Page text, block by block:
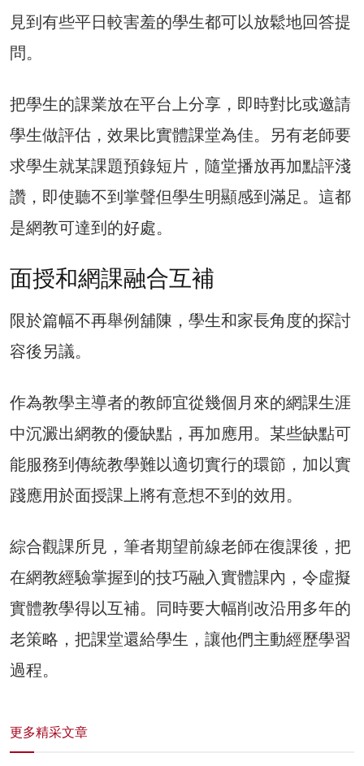
見到有些平日較害羞的學生都可以放鬆地回答提
問。
把學生的課業放在平台上分享，即時對比或邀請
學生做評估，效果比實體課堂為佳。另有老師要
求學生就某課題預錄短片，隨堂播放再加點評淺
讚，即使聽不到掌聲但學生明顯感到滿足。這都
是網教可達到的好處。
面授和網課融合互補
限於篇幅不再舉例舖陳，學生和家長角度的探討
容後另議。
作為教學主導者的教師宜從幾個月來的網課生涯
中沉澱出網教的優缺點，再加應用。某些缺點可
能服務到傳統教學難以適切實行的環節，加以實
踐應用於面授課上將有意想不到的效用。
綜合觀課所見，筆者期望前線老師在復課後，把
在網教經驗掌握到的技巧融入實體課內，令虛擬
實體教學得以互補。同時要大幅削改沿用多年的
老策略，把課堂還給學生，讓他們主動經歷學習
過程。
更多精采文章